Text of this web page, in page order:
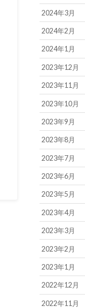
2024年3月
2024年2月
2024年1月
2023年12月
2023年11月
2023年10月
2023年9月
2023年8月
2023年7月
2023年6月
2023年5月
2023年4月
2023年3月
2023年2月
2023年1月
2022年12月
2022年11月